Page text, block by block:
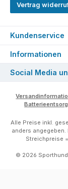
Vertrag
Kundenservice
Informationen
Social Media
Alle Preise inkl.
anders angegeben.
Streichpreise
© 2026